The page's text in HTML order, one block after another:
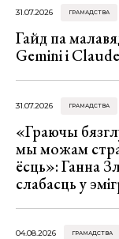
31.07.2026 ГРАМАДСТВА
Гайд па
Gemini і Claude
31.07.2026 ГРАМАДСТВА
«Граючы
мы можам
ёсць»: Ганна
слабасць у
04.08.2026 ГРАМАДСТВА